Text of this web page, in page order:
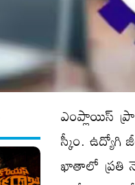
ఎంప్లాయిస్
స్కీం. ఉద్యోగి
ఖాతాలో ప్రతి